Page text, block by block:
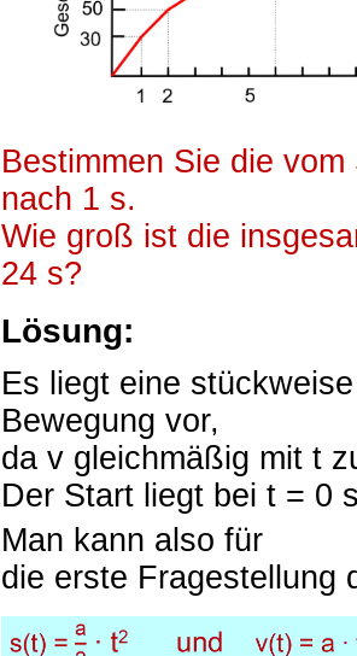
Bestimmen Sie die
nach 1 s.
Wie groß ist die
24 s?
Lösung:
Es liegt eine
Bewegung vor,
da v gleichmäßig mit t
Der Start liegt bei t = 0
Man kann alsofür
die erste Fragestellung